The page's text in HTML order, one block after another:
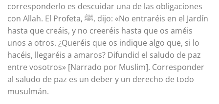
corresponderlo es descuidar una de las obligaciones
con Allah. El Profeta, ﷺ, dijo: «No entraréis en el Jardín
hasta que creáis, y no creeréis hasta que os améis
unos a otros. ¿Queréis que os indique algo que, si lo
hacéis, llegaréis a amaros? Difundid el saludo de paz
entre vosotros» [Narrado por Muslim]. Corresponder
al saludo de paz es un deber y un derecho de todo
musulmán.